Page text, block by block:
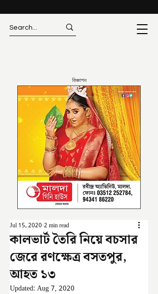
বিজ্ঞাপন
কালভার্ট তৈরি নিয়ে বচসার
জেরে রণক্ষেত্র বসতপুর,
আহত ১৩
Jul 15, 2020 2 min read
Updated: Aug 7, 2020